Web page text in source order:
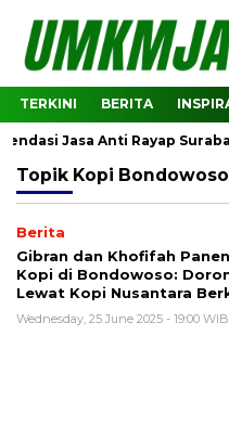
TERKINI BERITA
Jasa Anti Rayap
Topik Kopi Bondowoso
Berita
Gibran dan Khofifah
Kopi di Bondowoso:
Lewat Kopi Nusantara
Wednesday, 25 June 2025 - 19:00 WIB